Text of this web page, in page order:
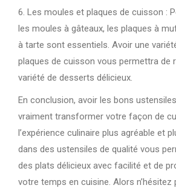
6. Les moules et plaques de cuisson :
les moules à gâteaux, les plaques à
à tarte sont essentiels. Avoir une
plaques de cuisson vous permettra de
variété de desserts délicieux.
En conclusion, avoir les bons
vraiment transformer votre façon de
l’expérience culinaire plus agréable et
dans des ustensiles de qualité vous
des plats délicieux avec facilité et de
votre temps en cuisine. Alors n’hésitez